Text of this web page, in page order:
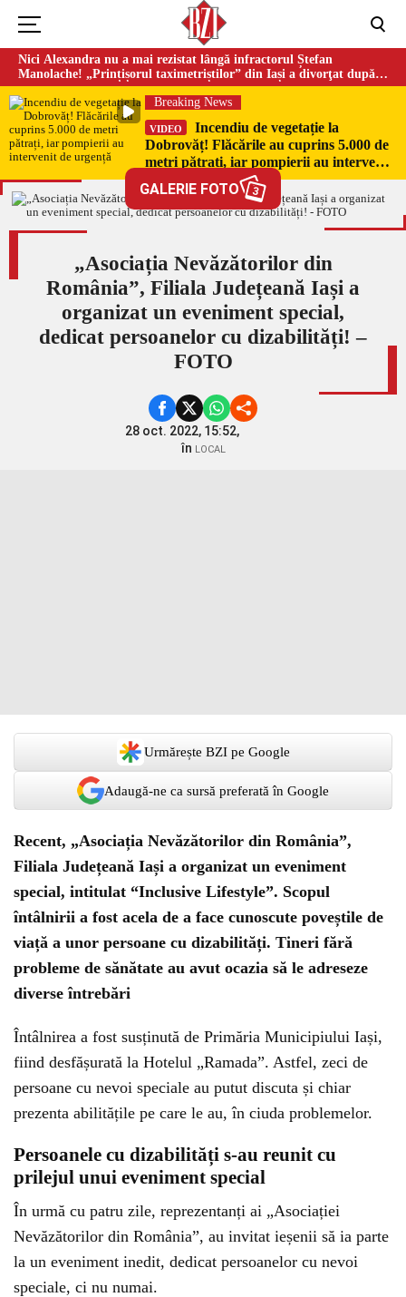
Nici Alexandra nu a mai rezistat lângă infractorul Ștefan
Manolache! „Prințișorul taximetriștilor” din Iași a divorţat după
doi ani de căsnicie
Breaking News
VIDEO
Incendiu de vegetație la
Dobrovăț! Flăcările au cuprins 5.000 de
metri pătrați, iar pompierii au intervenit
GALERIE FOTO 3
„Asociația Nevăzătorilor din
România”, Filiala Județeană Iași a
organizat un eveniment special,
dedicat persoanelor cu dizabilități! –
FOTO
28 oct. 2022, 15:52,
în LOCAL
Urmărește BZI pe Google
Adaugă-ne ca sursă preferată în Google
Recent, „Asociația Nevăzătorilor din România”,
Filiala Județeană Iași a organizat un eveniment
special, intitulat “Inclusive Lifestyle”. Scopul
întâlnirii a fost acela de a face cunoscute poveștile de
viață a unor persoane cu dizabilități. Tineri fără
probleme de sănătate au avut ocazia să le adreseze
diverse întrebări
Întâlnirea a fost susținută de Primăria Municipiului Iași,
fiind desfășurată la Hotelul „Ramada”. Astfel, zeci de
persoane cu nevoi speciale au putut discuta și chiar
prezenta abilitățile pe care le au, în ciuda problemelor.
Persoanele cu dizabilități s-au reunit cu
prilejul unui eveniment special
În urmă cu patru zile, reprezentanți ai „Asociației
Nevăzătorilor din România”, au invitat ieșenii să ia parte
la un eveniment inedit, dedicat persoanelor cu nevoi
speciale, ci nu numai.